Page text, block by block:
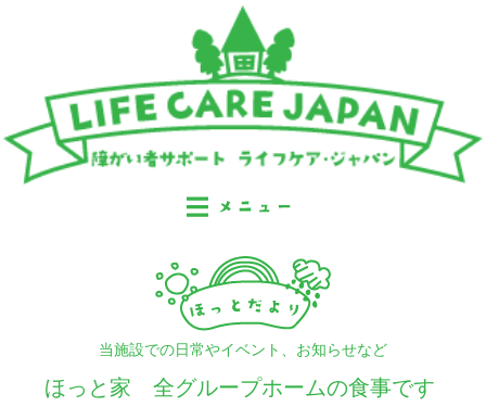
当施設での日常やイベント、お知らせなど
ほっと家 全グループホームの食事です